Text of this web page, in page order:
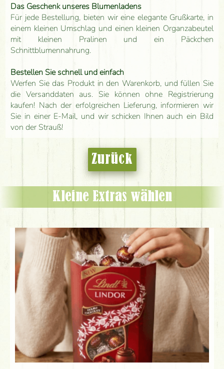
Das Geschenk unseres Blumenladens
Für jede Bestellung, bieten wir eine elegante Grußkarte, in
einem kleinen Umschlag und einen kleinen Organzabeutel
mit kleinen Pralinen und ein Päckchen
Schnittblumennahrung.
Bestellen Sie schnell und einfach
Werfen Sie das Produkt in den Warenkorb, und füllen Sie
die Versanddaten aus. Sie können ohne Registrierung
kaufen! Nach der erfolgreichen Lieferung, informieren wir
Sie in einer E-Mail, und wir schicken Ihnen auch ein Bild
von der Strauß!
Zurück
Kleine Extras wählen